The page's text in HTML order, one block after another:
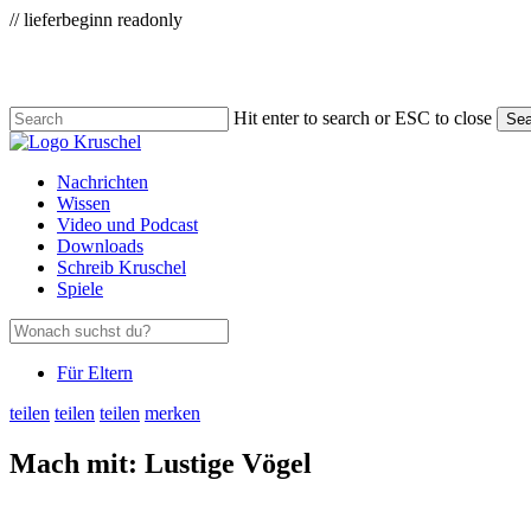
// lieferbeginn readonlyZum
content
Hit enter to search or ESC to close
Close
Menu
Nachrichten
Wissen
Video und Podcast
Downloads
Schreib Kruschel
Spiele
Für Eltern
teilen teilen teilen merken
Mach mit: Lustige Vögel